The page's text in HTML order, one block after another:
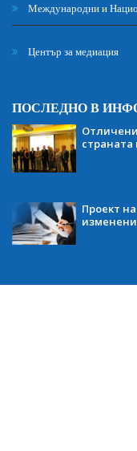
Международни и
Център за медиация
ПОСЛЕДНО В
страната
Проект